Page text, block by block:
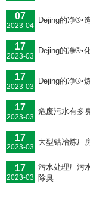
07
2023-04
Dejing的净®•
17
2023-03
Dejing的净®•
17
2023-03
Dejing的净®•
17
2023-03
危废污水有多
17
2023-03
大型钴冶炼厂
17
2023-03
污水处理厂污
除臭